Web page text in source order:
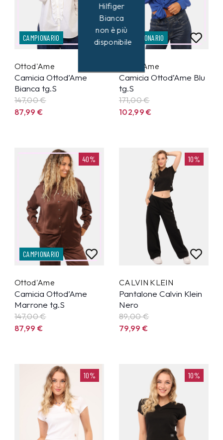
CAMPIONARIO
Ottod'Ame
Camicia Ottod’Ame
Bianca tg.S
147,00 €
87,99€
CAMPIONARIO
Ottod'Ame
Camicia Ottod’Ame Blu
tg.S
171,00 €
102,99€
40%
CAMPIONARIO
Ottod'Ame
Camicia Ottod’Ame
Marrone tg.S
147,00 €
87,99€
10%
CALVIN KLEIN
Pantalone Calvin Klein
Nero
89,00 €
79,99€
10% 10%
Hilfiger
Bianca
non è più
disponibile